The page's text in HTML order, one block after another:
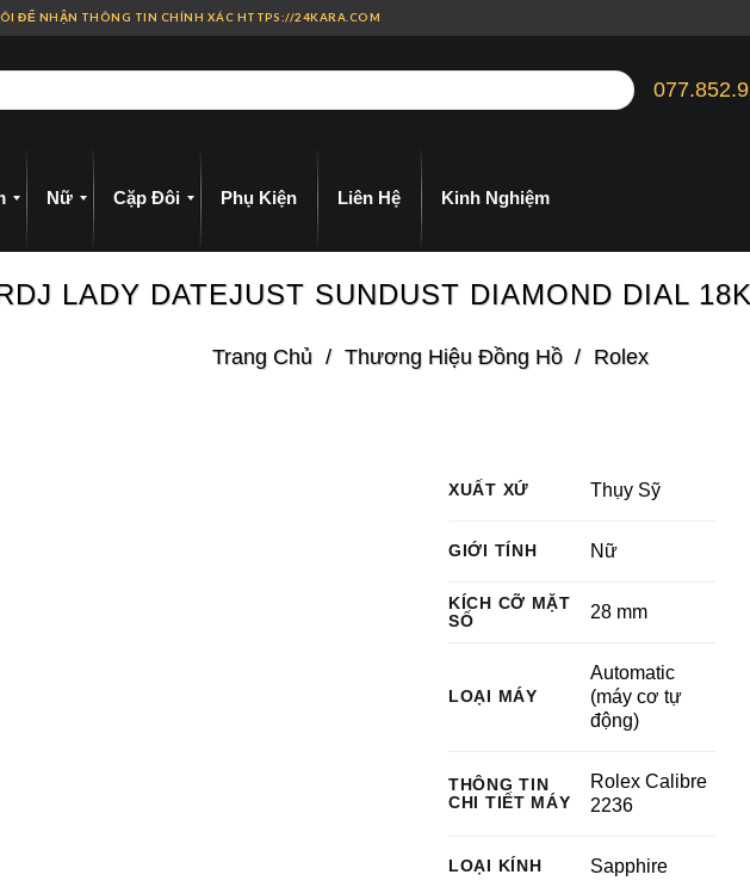
ĐỂ NHẬN THÔNG TIN CHÍNH XÁC HTTPS://24KARA.COM
Nữ Cặp Đôi Phụ Kiện Liên Hệ Kinh Nghiệm
LADY DATEJUST SUNDUST DIAMOND DIAL
Trang Chủ / Thương Hiệu Đồng Hồ / Rolex
XUẤT XỨ Thụy Sỹ
GIỚI TÍNH Nữ
KÍCH CỠ MẶT
SỐ
28 mm
LOẠI MÁY
Automatic
(máy cơ tự
động)
THÔNG TIN
CHI TIẾT MÁY
Rolex Calibre
2236
LOẠI KÍNH Sapphire